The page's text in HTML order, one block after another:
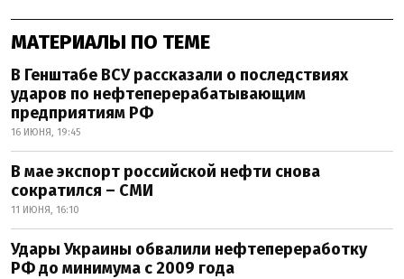
МАТЕРИАЛЫ ПО ТЕМЕ
В Генштабе ВСУ рассказали о последствиях
ударов по нефтеперерабатывающим
предприятиям РФ
16 ИЮНЯ, 19:45
В мае экспорт российской нефти снова
сократился – СМИ
11 ИЮНЯ, 16:10
Удары Украины обвалили нефтепереработку
РФ до минимума с 2009 года